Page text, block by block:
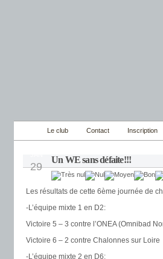
Le club Contact Inscription
29
Un WE sans défaite!!!
Les résultats de cette 6ème journée de
-L’équipe mixte 1 en D2:
Victoire 5 – 3 contre l’ONEA (Omnibad
Victoire 6 – 2 contre Chalonnes sur Loire
-L’équipe mixte 2 en D6: